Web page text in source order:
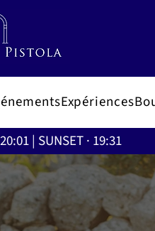
Expériences
| SUNSET · 19:31